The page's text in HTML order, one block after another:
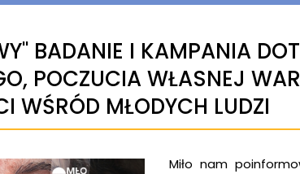
BADANIE I KAMPANIA
POCZUCIA WŁASNEJ
WŚRÓD MŁODYCH LUDZI
Miło nam